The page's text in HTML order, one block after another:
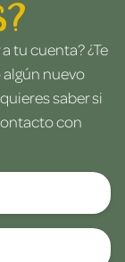
tu cuenta? ¿Te
nuevo
saber si
con